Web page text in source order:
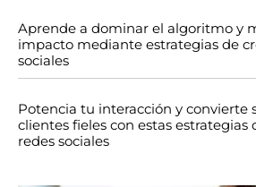
Aprende a dominar el algoritmo y
impacto mediante estrategias de
sociales
Potencia tu interacción y convierte
clientes fieles con estas
redes sociales